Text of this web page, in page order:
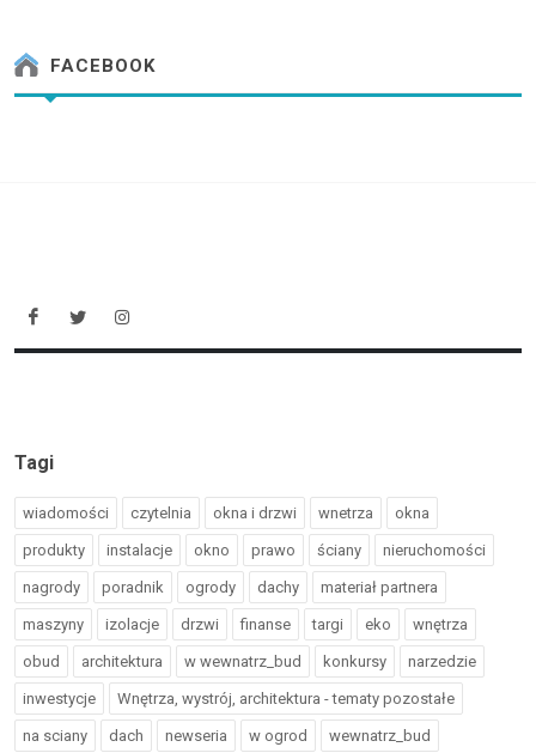
FACEBOOK
Tagi
wiadomości czytelnia okna i drzwi wnetrza okna
produkty instalacje okno prawo ściany nieruchomości
nagrody poradnik ogrody dachy materiał partnera
maszyny izolacje drzwi finanse targi eko wnętrza
obud architektura w wewnatrz_bud konkursy narzedzie
inwestycje Wnętrza, wystrój, architektura - tematy pozostałe
na sciany dach newseria w ogrod wewnatrz_bud